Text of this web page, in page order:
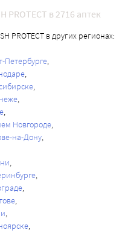
PROTECT в 2716 аптек
PROTECT в других регионах:
Петербурге
Новгороде
на-Дону